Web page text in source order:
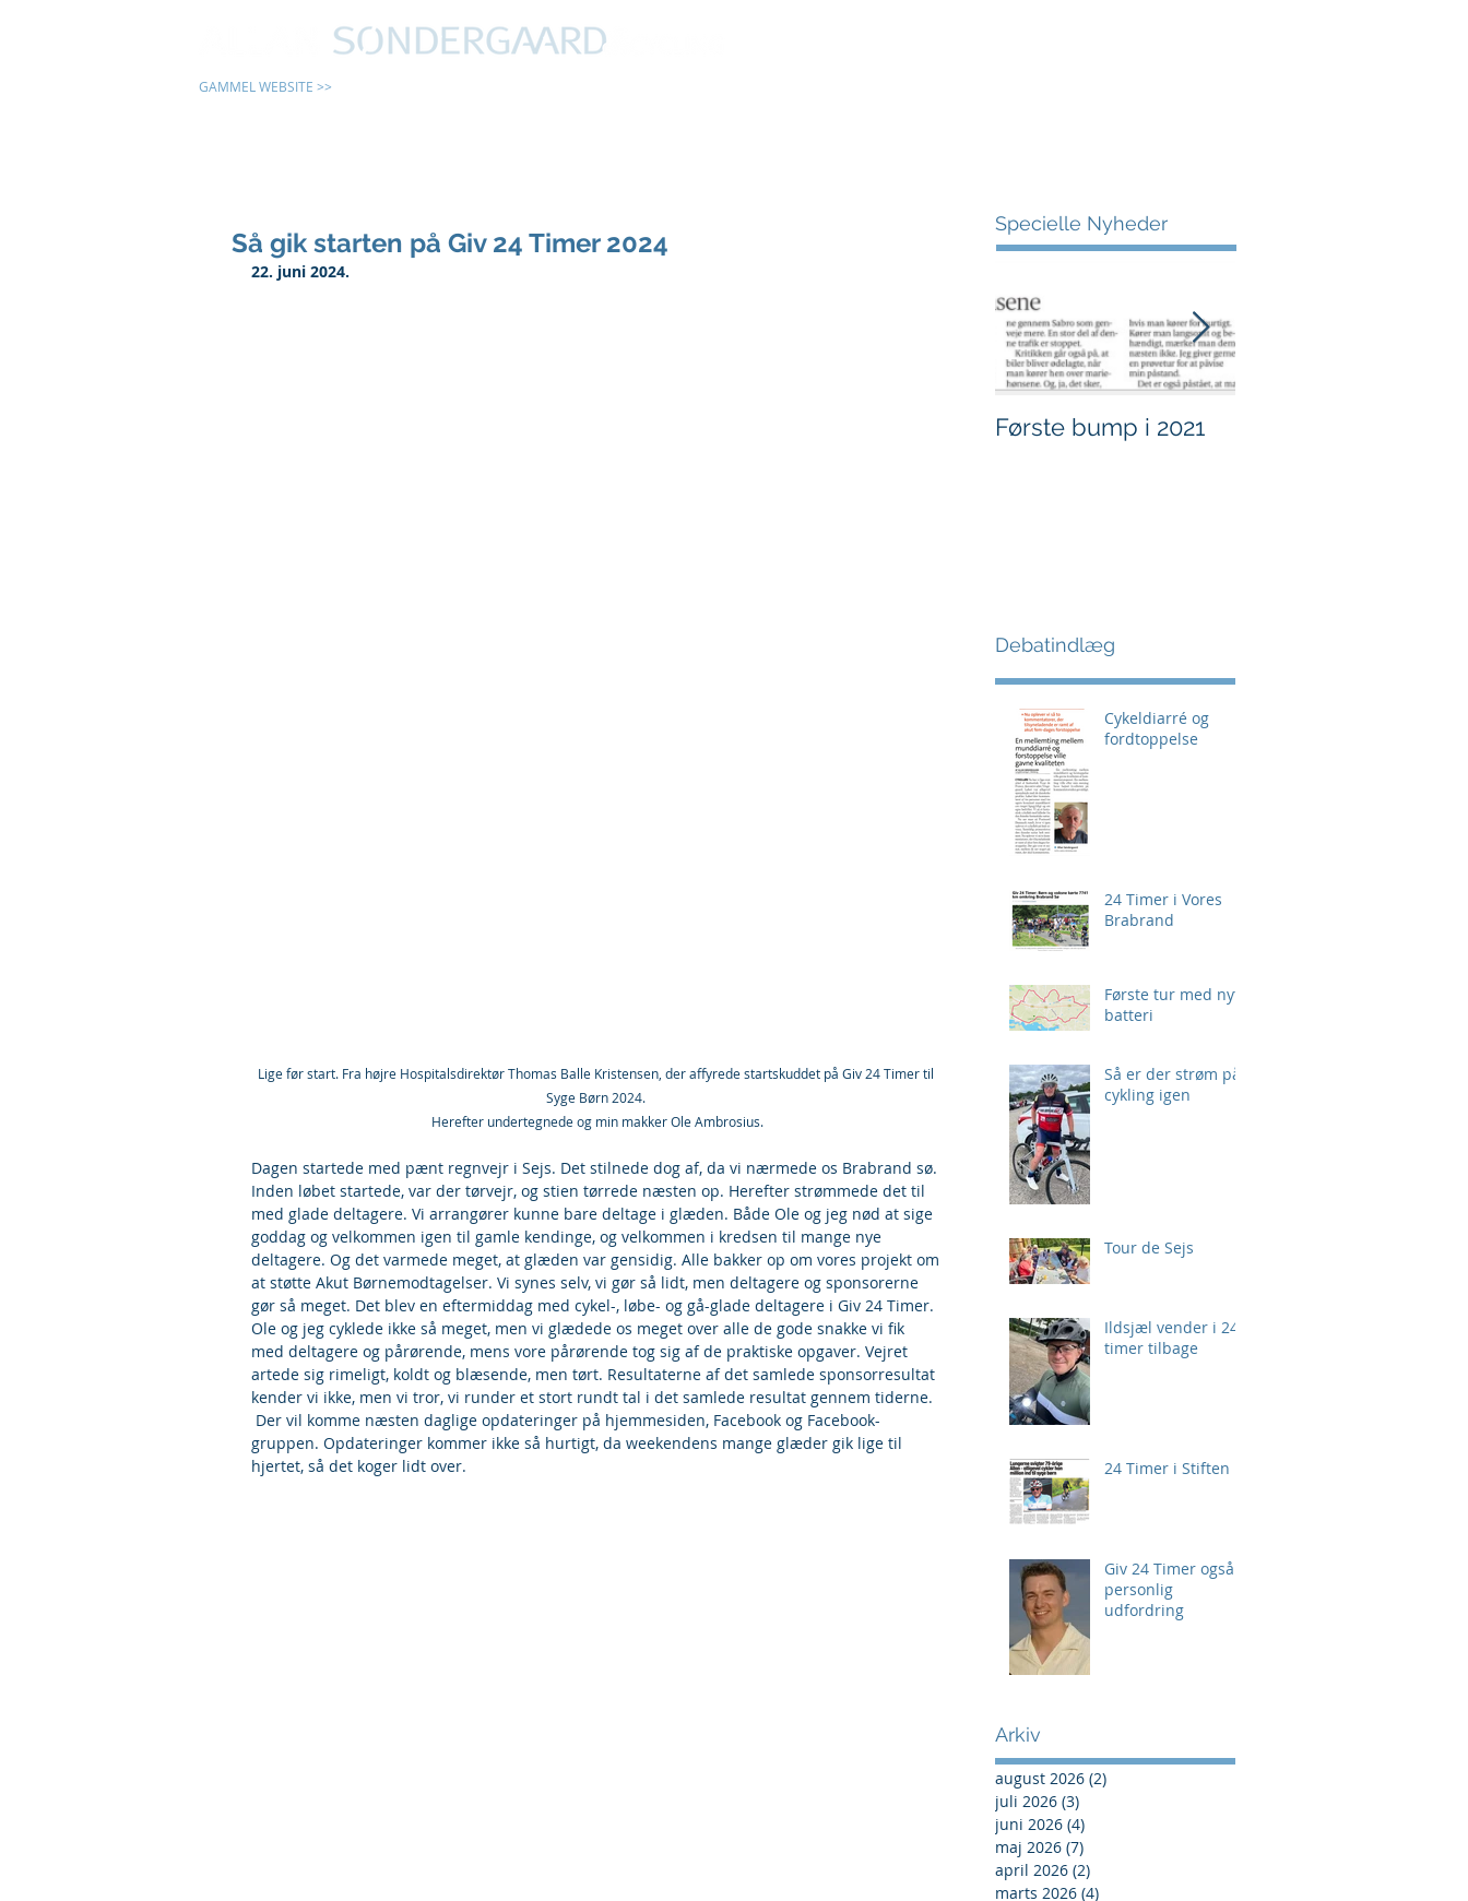
GAMMEL WEBSITE >>
Så gik starten på Giv 24 Timer 2024
22. juni 2024.
Lige før start. Fra højre Hospitalsdirektør Thomas Balle Kristensen, der affyrede startskuddet på Giv 24 Timer til
Syge Børn 2024.
Herefter undertegnede og min makker Ole Ambrosius.
Dagen startede med pænt regnvejr i Sejs. Det stilnede dog af, da vi nærmede os Brabrand sø.
Inden løbet startede, var der tørvejr, og stien tørrede næsten op. Herefter strømmede det til
med glade deltagere. Vi arrangører kunne bare deltage i glæden. Både Ole og jeg nød at sige
goddag og velkommen igen til gamle kendinge, og velkommen i kredsen til mange nye
deltagere. Og det varmede meget, at glæden var gensidig. Alle bakker op om vores projekt om
at støtte Akut Børnemodtagelser. Vi synes selv, vi gør så lidt, men deltagere og sponsorerne
gør så meget. Det blev en eftermiddag med cykel-, løbe- og gå-glade deltagere i Giv 24 Timer.
Ole og jeg cyklede ikke så meget, men vi glædede os meget over alle de gode snakke vi fik
med deltagere og pårørende, mens vore pårørende tog sig af de praktiske opgaver. Vejret
artede sig rimeligt, koldt og blæsende, men tørt. Resultaterne af det samlede sponsorresultat
kender vi ikke, men vi tror, vi runder et stort rundt tal i det samlede resultat gennem tiderne.
Der vil komme næsten daglige opdateringer på hjemmesiden, Facebook og Facebook-
gruppen. Opdateringer kommer ikke så hurtigt, da weekendens mange glæder gik lige til
hjertet, så det koger lidt over.
Specielle Nyheder
Første bump i 2021
Debatindlæg
Cykeldiarré og
fordtoppelse
24 Timer i Vores
Brabrand
Første tur med nyt
batteri
Så er der strøm på
cykling igen
Tour de Sejs
Ildsjæl vender i 24
timer tilbage
24 Timer i Stiften
Giv 24 Timer også
personlig
udfordring
Arkiv
august 2026 (2)
juli 2026 (3)
juni 2026 (4)
maj 2026 (7)
april 2026 (2)
marts 2026 (4)